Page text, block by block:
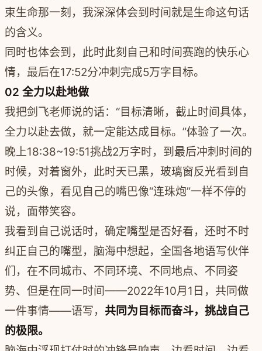
束生命那一刻，我深深体会到时间就是生命这句话
的含义。
同时也体会到，此时此刻自己和时间赛跑的快乐心
情，最后在17:52分冲刺完成5万字目标。
02 全力以赴地做
我把剑飞老师说的话：“目标清晰，截止时间具体，
全力以赴去做，就一定能达成目标。”体验了一次。
晚上18:38~19:51挑战2万字时，到最后冲刺时间的
时候，对着窗外，此时天已黑，玻璃窗反光看到自
己的头像，看见自己的嘴巴像“连珠炮”一样不停的
说，面带笑容。
我看到自己说话时，确定嘴型是否好看，还时不时
纠正自己的嘴型，脑海中想起，全国各地语写伙伴
们，在不同城市、不同环境、不同地点、不同姿
势、但是在同一时间——2022年10月1日，共同做
一件事情——语写， 共同为目标而奋斗，挑战自己
的极限。